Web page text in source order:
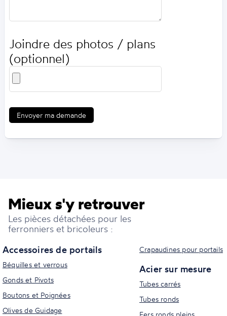
Joindre des photos / plans
(optionnel)
Envoyer ma demande
Mieux s'y retrouver
Les pièces détachées pour les
ferronniers et bricoleurs :
Accessoires de portails
Béquilles et verrous
Gonds et Pivots
Boutons et Poignées
Olives de Guidage
Crapaudines pour portails
Acier sur mesure
Tubes carrés
Tubes ronds